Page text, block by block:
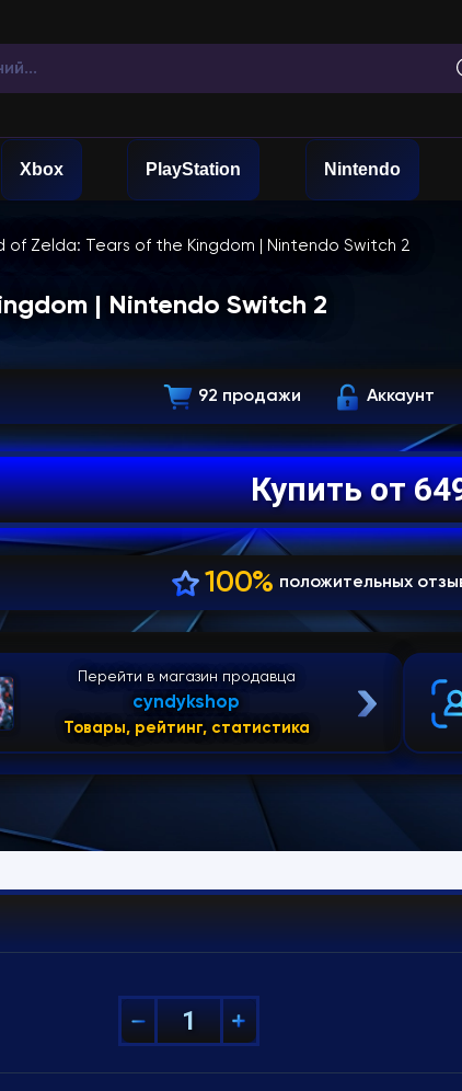
Xbox PlayStation Nintendo
of Zelda: Tears of the Kingdom | Nintendo Switch 2
| Nintendo Switch 2
92 продажи Аккаунт
Купить от
100% положительных
Перейти в магазин продавца
cyndykshop
Товары, рейтинг, статистика